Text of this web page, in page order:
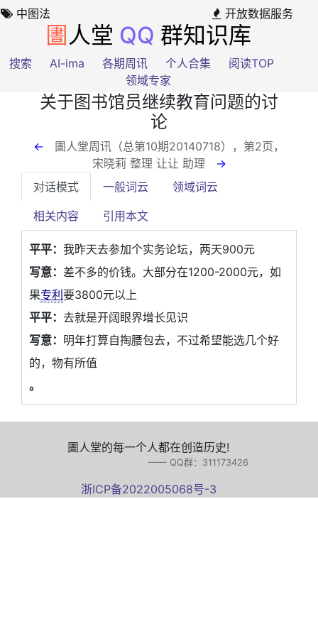
中图法 开放数据服务
圕 人堂 QQ 群知识库
搜索 AI-ima 各期周讯 个人合集
阅读TOP
领域专家
关于图书馆员继续教育问题的讨
论
← 圕人堂周讯（总第10期20140718），第2页 ，
宋晓莉 整理 让让 助理
→
对话模式
一般词云 领域词云
相关内容 引用本文
平平： 我昨天去参加个实务论坛，两天900元
写意： 差不多的价钱。大部分在1200-2000元，如
果专利要3800元以上
平平： 去就是开阔眼界增长见识
写意： 明年打算自掏腰包去，不过希望能选几个好
的，物有所值
。
圕人堂的每一个人都在创造历史!
—— QQ群：311173426
浙ICP备2022005068号-3